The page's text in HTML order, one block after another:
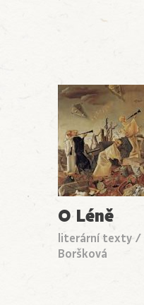
O Léně
literární texty /
Boršková